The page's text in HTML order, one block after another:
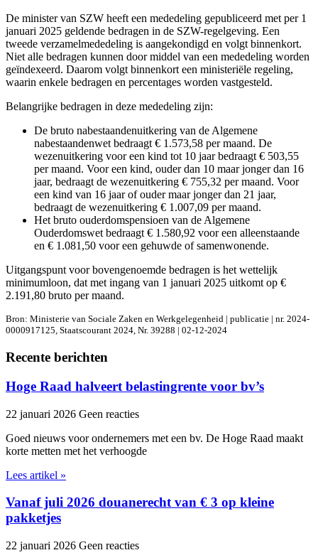
De minister van SZW heeft een mededeling gepubliceerd met per 1
januari 2025 geldende bedragen in de SZW-regelgeving. Een
tweede verzamelmededeling is aangekondigd en volgt binnenkort.
Niet alle bedragen kunnen door middel van een mededeling worden
geïndexeerd. Daarom volgt binnenkort een ministeriële regeling,
waarin enkele bedragen en percentages worden vastgesteld.
Belangrijke bedragen in deze mededeling zijn:
De bruto nabestaandenuitkering van de Algemene
nabestaandenwet bedraagt € 1.573,58 per maand. De
wezenuitkering voor een kind tot 10 jaar bedraagt € 503,55
per maand. Voor een kind, ouder dan 10 maar jonger dan 16
jaar, bedraagt de wezenuitkering € 755,32 per maand. Voor
een kind van 16 jaar of ouder maar jonger dan 21 jaar,
bedraagt de wezenuitkering € 1.007,09 per maand.
Het bruto ouderdomspensioen van de Algemene
Ouderdomswet bedraagt € 1.580,92 voor een alleenstaande
en € 1.081,50 voor een gehuwde of samenwonende.
Uitgangspunt voor bovengenoemde bedragen is het wettelijk
minimumloon, dat met ingang van 1 januari 2025 uitkomt op €
2.191,80 bruto per maand.
Bron: Ministerie van Sociale Zaken en Werkgelegenheid | publicatie | nr. 2024-
0000917125, Staatscourant 2024, Nr. 39288 | 02-12-2024
Recente berichten
Hoge Raad halveert belastingrente voor bv’s
22 januari 2026 Geen reacties
Goed nieuws voor ondernemers met een bv. De Hoge Raad maakt
korte metten met het verhoogde
Lees artikel »
Vanaf juli 2026 douanerecht van € 3 op kleine
pakketjes
22 januari 2026 Geen reacties